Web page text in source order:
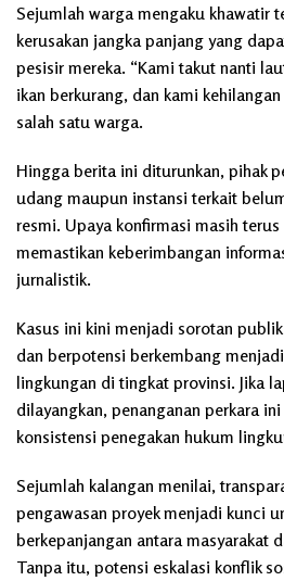
Sejumlah warga mengaku khawatir
kerusakan jangka panjang yang
pesisir mereka. “Kami takut nanti
ikan berkurang, dan kami
salah satu warga.
Hingga berita ini diturunkan, pihak
udang maupun instansi terkait
resmi. Upaya konfirmasi masih
memastikan keberimbangan
jurnalistik.
Kasus ini kini menjadi sorotan
dan berpotensi berkembang
lingkungan di tingkat provinsi. Jika
dilayangkan, penanganan perkara
konsistensi penegakan hukum
Sejumlah kalangan menilai,
pengawasan proyek menjadi kunci
berkepanjangan antara masyarakat
Tanpa itu, potensi eskalasi konflik